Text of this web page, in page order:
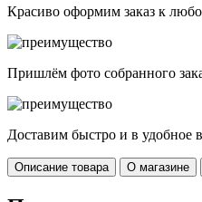
Красиво оформим заказ к
Пришлём фото собранного
Доставим быстро и в удобное
Описание товара О магазине